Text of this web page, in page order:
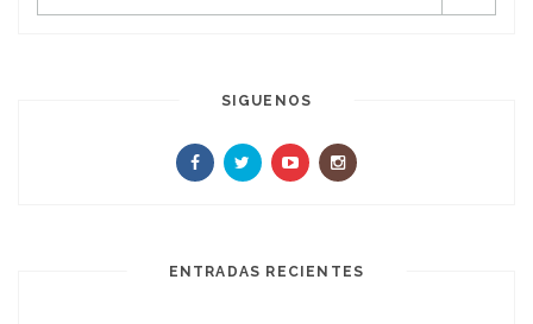
SIGUENOS
ENTRADAS RECIENTES